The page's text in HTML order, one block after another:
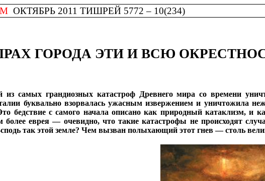
ОКТЯБРЬ 2011 ТИШРЕЙ 5772 – 10(234)
ГОРОДА ЭТИ И ВСЮ
из самых грандиозных катастроф Древнего мира со времени
буквально взорвалась ужасным извержением и уничтожила
бедствие с самого начала описано как природный катаклизм,
более еврея — очевидно, что такие катастрофы не происходят
так этой земле? Чем вызван полыхающий этот гнев — столь